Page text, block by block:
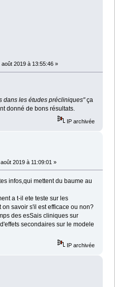
août 2019 à 13:55:46 »
dans les études précliniques"ça
donné de bons résultats.
IP archivée
2019 à 11:09:01 »
infos,qui mettent du baume au
a t-il ete teste sur les
savoir s'il est efficace ou non?
des esSais cliniques sur
secondaires sur le modele
IP archivée